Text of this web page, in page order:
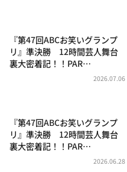
教えて！ニュースライ
ＬＩＦＥ～夢のカタチ～
ザキ山小屋本館
ぺこぱのまるスポ
『第47回ABCお笑いグランプ
リ』準決勝 12時間芸人舞台
裏大密着記！！PAR…
2026.07.06
『第47回ABCお笑いグランプ
リ』準決勝 12時間芸人舞台
裏大密着記！！PAR…
2026.06.28